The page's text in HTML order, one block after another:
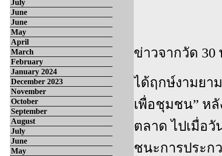
July
June
June
May
April
March
February
January 2024
December 2023
November
October
September
August
July
June
May
ข่าวจากวัด 30
ได้ฤกษ์งามยา
เพื่อชุมชน” ห
ตลาด ไปเมื่อ
ชนะการประก